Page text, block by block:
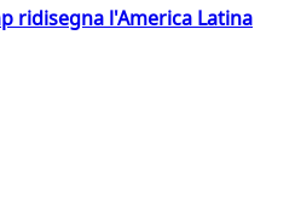
ridisegna l'America Latina